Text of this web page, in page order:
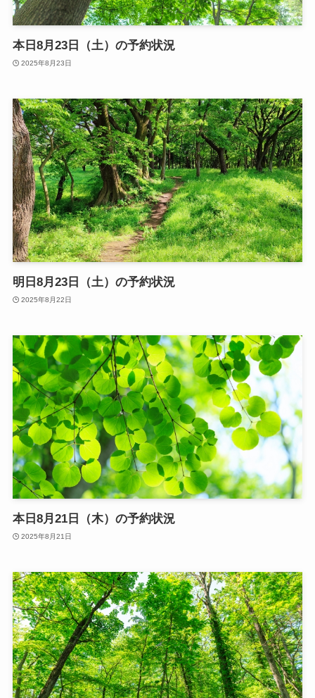
本日8月23日（土）の予約状況
2025年8月23日
明日8月23日（土）の予約状況
2025年8月22日
本日8月21日（木）の予約状況
2025年8月21日